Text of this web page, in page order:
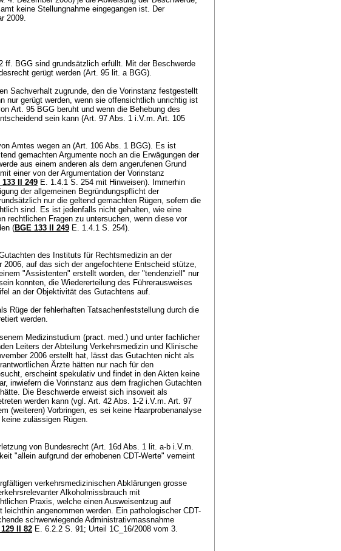
keine Stellungnahme eingegangen ist. Der
2009.
ff. BGG sind grundsätzlich erfüllt. Mit der Beschwerde
gerügt werden (Art. 95 lit. a BGG).
Sachverhalt zugrunde, den die Vorinstanz festgestellt
nur gerügt werden, wenn sie offensichtlich unrichtig ist
Art. 95 BGG beruht und wenn die Behebung des
sein kann (Art. 97 Abs. 1 i.V.m. Art. 105
Amtes wegen an (Art. 106 Abs. 1 BGG). Es ist
gemachten Argumente noch an die Erwägungen der
aus einem anderen als dem angerufenen Grund
einer von der Argumentation der Vorinstanz
133 II 249 E. 1.4.1 S. 254 mit Hinweisen). Immerhin
der allgemeinen Begründungspflicht der
nur die geltend gemachten Rügen, sofern die
sind. Es ist jedenfalls nicht gehalten, wie eine
rechtlichen Fragen zu untersuchen, wenn diese vor
(BGE 133 II 249 E. 1.4.1 S. 254).
des Instituts für Rechtsmedizin an der
auf das sich der angefochtene Entscheid stütze,
"Assistenten" erstellt worden, der "tendenziell" nur
konnten, die Wiedererteilung des Führerausweises
an der Objektivität des Gutachtens auf.
Rüge der fehlerhaften Tatsachenfeststellung durch die
werden.
Medizinstudium (pract. med.) und unter fachlicher
Leiters der Abteilung Verkehrsmedizin und Klinische
2006 erstellt hat, lässt das Gutachten nicht als
Ärzte hätten nur nach für den
erscheint spekulativ und findet in den Akten keine
inwiefern die Vorinstanz aus dem fraglichen Gutachten
Die Beschwerde erweist sich insoweit als
werden kann (vgl. Art. 42 Abs. 1-2 i.V.m. Art. 97
(weiteren) Vorbringen, es sei keine Haarprobenanalyse
zulässigen Rügen.
von Bundesrecht (Art. 16d Abs. 1 lit. a-b i.V.m.
"allein aufgrund der erhobenen CDT-Werte" verneint
verkehrsmedizinischen Abklärungen grosse
Alkoholmissbrauch mit
Praxis, welche einen Ausweisentzug auf
angenommen werden. Ein pathologischer CDT-
schwerwiegende Administrativmassnahme
129 II 82 E. 6.2.2 S. 91; Urteil 1C_16/2008 vom 3.